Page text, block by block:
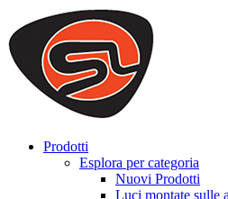
We use cookies to ensure that we
on our website. By continuing to
that cookies are used to help us
to offer you a better experience. To
you can disable cookies, you can
Prodotti
Esplora per categoria
Nuovi Prodotti
Luci montate sulle